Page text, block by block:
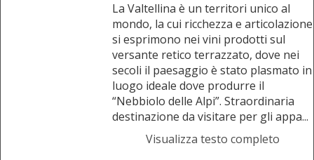
La Valtellina è un territori unico al
mondo, la cui ricchezza e articolazione
si esprimono nei vini prodotti sul
versante retico terrazzato, dove nei
secoli il paesaggio è stato plasmato in
luogo ideale dove produrre il
“Nebbiolo delle Alpi”. Straordinaria
destinazione da visitare per gli appa...
Visualizza testo completo